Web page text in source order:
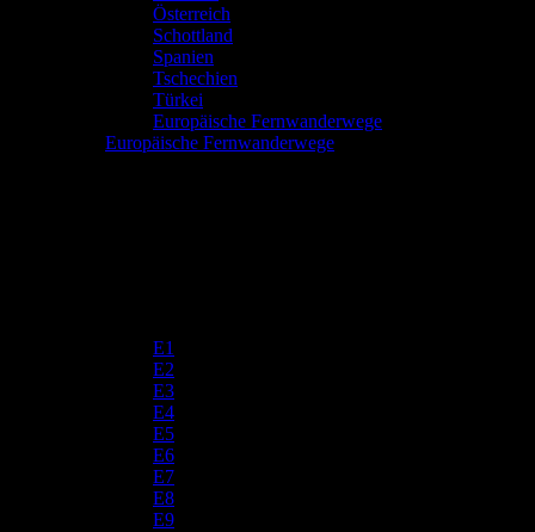
Österreich
Schottland
Spanien
Tschechien
Türkei
Europäische Fernwanderwege
Europäische Fernwanderwege
E1
E2
E3
E4
E5
E6
E7
E8
E9